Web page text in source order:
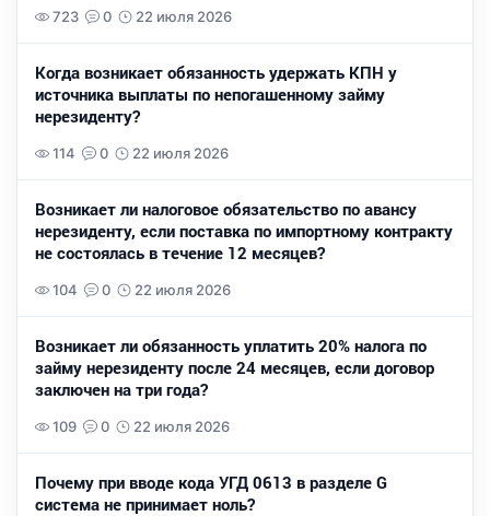
723 0 22 июля 2026
Когда возникает обязанность удержать КПН у
источника выплаты по непогашенному займу
нерезиденту?
114 0 22 июля 2026
Возникает ли налоговое обязательство по авансу
нерезиденту, если поставка по импортному контракту
не состоялась в течение 12 месяцев?
104 0 22 июля 2026
Возникает ли обязанность уплатить 20% налога по
займу нерезиденту после 24 месяцев, если договор
заключен на три года?
109 0 22 июля 2026
Почему при вводе кода УГД 0613 в разделе G
система не принимает ноль?